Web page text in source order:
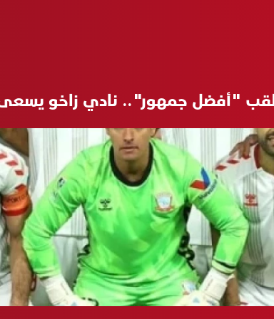
"أفضل جمهور".. نادي زاخو